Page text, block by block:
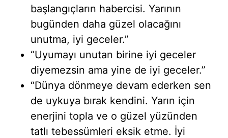
başlangıçların habercisi. Yarının
bugünden daha güzel olacağını
unutma, iyi geceler.”
“Uyumayı unutan birine iyi geceler
diyemezsin ama yine de iyi geceler.”
“Dünya dönmeye devam ederken sen
de uykuya bırak kendini. Yarın için
enerjini topla ve o güzel yüzünden
tatlı tebessümleri eksik etme. İyi